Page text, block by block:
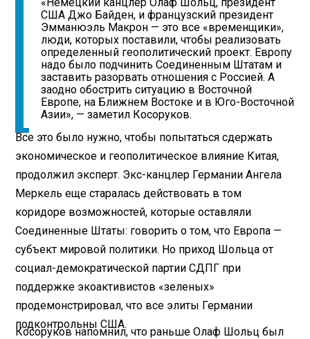
«Немецкий канцлер Олаф Шольц, президент
США Джо Байден, и французский президент
Эмманюэль Макрон — это все «временщики»,
люди, которых поставили, чтобы реализовать
определенный геополитический проект. Европу
надо было подчинить Соединенным Штатам и
заставить разорвать отношения с Россией. А
заодно обострить ситуацию в Восточной
Европе, на Ближнем Востоке и в Юго-Восточной
Азии», — заметил Косоруков.
Все это было нужно, чтобы попытаться сдержать
экономическое и геополитическое влияние Китая,
продолжил эксперт. Экс-канцлер Германии Ангела
Меркель еще старалась действовать в том
коридоре возможностей, которые оставляли
Соединенные Штаты: говорить о том, что Европа —
субъект мировой политики. Но приход Шольца от
социал-демократической партии СДПГ при
поддержке экоактивистов «зеленых»
продемонстрировал, что все элиты Германии
подконтрольны США.
Косоруков напомнил, что раньше Олаф Шольц был